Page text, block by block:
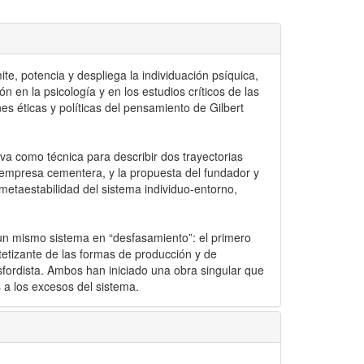
potencia y despliega la individuación psíquica,
en la psicología y en los estudios críticos de las
éticas y políticas del pensamiento de Gilbert
como técnica para describir dos trayectorias
cementera, y la propuesta del fundador y
del sistema individuo-entorno,
sistema en “desfasamiento”: el primero
de las formas de producción y de
Ambos han iniciado una obra singular que
los excesos del sistema.